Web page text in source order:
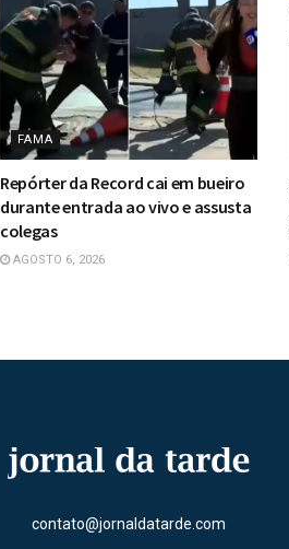
FAMA
Repórter da Record cai em bueiro
durante entrada ao vivo e assusta
colegas
AGOSTO 6, 2026
contato@jornaldatarde.com